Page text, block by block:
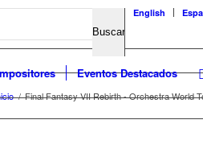
English
Eventos Destacados
/ Final Fantasy VII Rebirth - Orchestra World